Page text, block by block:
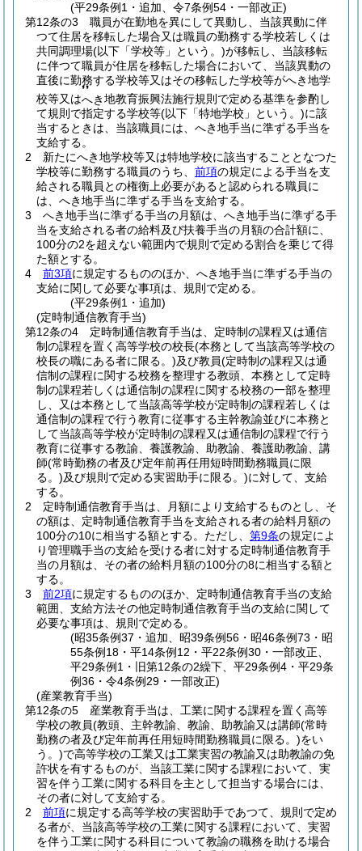
(平29条例1・追加、令7条例54・一部改正)
第12条の3
職員が在勤地を異にして異動し、当該異動に伴
つて住居を移転した場合又は職員の勤務する学校若しくは
共同調理場(以下「学校等」という。)が移転し、当該移転
に伴つて職員が住居を移転した場合において、当該異動の
直後に勤務する学校等又はその移転した学校等がへき地学
校等又はへき
❜❜
地教育振興法施行規則で定める基準を参酌し
て規則で指定する学校等(以下「特地学校」という。)に該
当するときは、当該職員には、へき地手当に準ずる手当を
支給する。
2
新たにへき地学校等又は特地学校に該当することとなつた
学校等に勤務する職員のうち、 前項の規定による手当を支
給される職員との権衡上必要があると認められる職員に
は、へき地手当に準ずる手当を支給する。
3
へき地手当に準ずる手当の月額は、へき地手当に準ずる手
当を支給される者の給料及び扶養手当の月額の合計額に、
100分の2を超えない範囲内で規則で定める割合を乗じて得
た額とする。
4
前3項に規定するもののほか、へき地手当に準ずる手当の
支給に関して必要な事項は、規則で定める。
(平29条例1・追加)
(定時制通信教育手当)
第12条の4
定時制通信教育手当は、定時制の課程又は通信
制の課程を置く高等学校の校長(本務として当該高等学校の
校長の職にある者に限る。)及び教員(定時制の課程又は通
信制の課程に関する校務を整理する教頭、本務として定時
制の課程若しくは通信制の課程に関する校務の一部を整理
し、又は本務として当該高等学校が定時制の課程若しくは
通信制の課程で行う教育に従事する主幹教諭並びに本務と
して当該高等学校が定時制の課程又は通信制の課程で行う
教育に従事する教諭、養護教諭、助教諭、養護助教諭、講
師(常時勤務の者及び定年前再任用短時間勤務職員に限
る。)及び規則で定める実習助手に限る。)に対して、支給
する。
2
定時制通信教育手当は、月額により支給するものとし、そ
の額は、定時制通信教育手当を支給される者の給料月額の
100分の10に相当する額とする。 ただし、 第9条の規定によ
り管理職手当の支給を受ける者に対する定時制通信教育手
当の月額は、その者の給料月額の100分の8に相当する額と
する。
3
前2項に規定するもののほか、定時制通信教育手当の支給
範囲、支給方法その他定時制通信教育手当の支給に関して
必要な事項は、規則で定める。
(昭35条例37・追加、昭39条例56・昭46条例73・昭
55条例18・平14条例12・平22条例30・一部改正、
平29条例1・旧第12条の2繰下、平29条例4・平29条
例36・令4条例29・一部改正)
(産業教育手当)
第12条の5
産業教育手当は、工業に関する課程を置く高等
学校の教員(教頭、主幹教諭、教諭、助教諭又は講師(常時
勤務の者及び定年前再任用短時間勤務職員に限る。)をい
う。)で高等学校の工業又は工業実習の教諭又は助教諭の免
許状を有するものが、当該工業に関する課程において、実
習を伴う工業に関する科目を主として担当する場合には、
その者に対して支給する。
2
前項に規定する高等学校の実習助手であつて、規則で定め
る者が、当該高等学校の工業に関する課程において、実習
を伴う工業に関する科目について教諭の職務を助ける場合